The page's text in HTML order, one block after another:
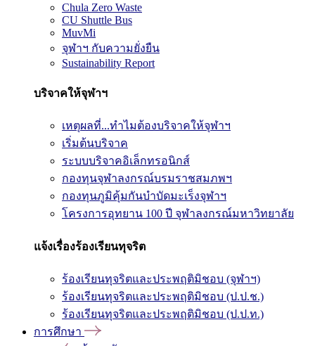
Chula Zero Waste
CU Shuttle Bus
MuvMi
จุฬาฯ กับความยั่งยืน
Sustainability Report
บริจาคให้จุฬาฯ
เหตุผลที่...ทำไมต้องบริจาคให้จุฬาฯ
เริ่มต้นบริจาค
ระบบบริจาคอิเล็กทรอนิกส์
กองทุนจุฬาลงกรณ์บรมราชสมภพฯ
กองทุนภูมิคุ้มกันบำบัดมะเร็งจุฬาฯ
โครงการอุทยาน 100 ปี จุฬาลงกรณ์มหาวิทยาลัย
แจ้งเรื่องร้องเรียนทุจริต
ร้องเรียนทุจริตและประพฤติมิชอบ (จุฬาฯ)
ร้องเรียนทุจริตและประพฤติมิชอบ (ป.ป.ช.)
ร้องเรียนทุจริตและประพฤติมิชอบ (ป.ป.ท.)
การศึกษา